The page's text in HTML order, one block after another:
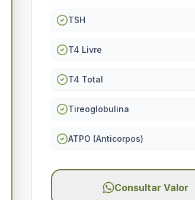
TSH
T4 Livre
T4 Total
Tireoglobulina
ATPO (Anticorpos)
Consultar Valor